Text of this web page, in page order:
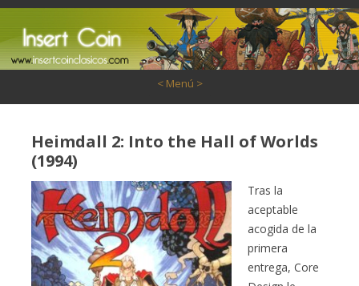
< Menú >
Heimdall 2: Into the Hall of Worlds
(1994)
Tras la
aceptable
acogida de la
primera
entrega, Core